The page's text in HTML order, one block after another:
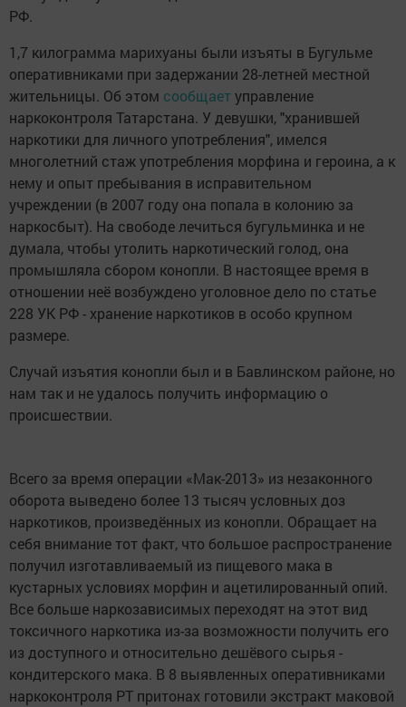
РФ.
1,7 килограмма марихуаны были изъяты в Бугульме
оперативниками при задержании 28-летней местной
жительницы. Об этом сообщаетуправление
наркоконтроля Татарстана. У девушки, "хранившей
наркотики для личного употребления", имелся
многолетний стаж употребления морфина и героина, а к
нему и опыт пребывания в исправительном
учреждении (в 2007 году она попала в колонию за
наркосбыт). На свободе лечиться бугульминка и не
думала, чтобы утолить наркотический голод, она
промышляла сбором конопли. В настоящее время в
отношении неё возбуждено уголовное дело по статье
228 УК РФ - хранение наркотиков в особо крупном
размере.
Случай изъятия конопли был и в Бавлинском районе, но
нам так и не удалось получить информацию о
происшествии.
Всего за время операции «Мак-2013» из незаконного
оборота выведено более 13 тысяч условных доз
наркотиков, произведённых из конопли. Обращает на
себя внимание тот факт, что большое распространение
получил изготавливаемый из пищевого мака в
кустарных условиях морфин и ацетилированный опий.
Все больше наркозависимых переходят на этот вид
токсичного наркотика из-за возможности получить его
из доступного и относительно дешёвого сырья -
кондитерского мака. В 8 выявленных оперативниками
наркоконтроля РТ притонах готовили экстракт маковой